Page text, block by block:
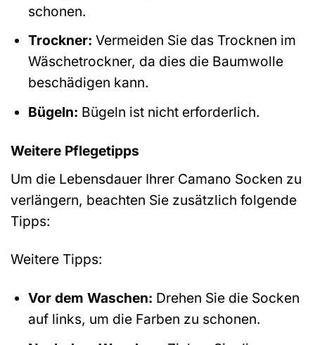
schonen.
Trockner: Vermeiden Sie das Trocknen im
Wäschetrockner, da dies die Baumwolle
beschädigen kann.
Bügeln: Bügeln ist nicht erforderlich.
Weitere Pflegetipps
Um die Lebensdauer Ihrer Camano Socken zu
verlängern, beachten Sie zusätzlich folgende
Tipps:
Weitere Tipps:
Vor dem Waschen: Drehen Sie die Socken
auf links, um die Farben zu schonen.